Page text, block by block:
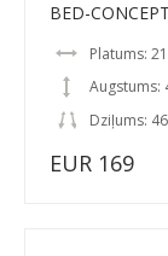
BED-
Platums:
Augstums:
Dziļums:
EUR 169